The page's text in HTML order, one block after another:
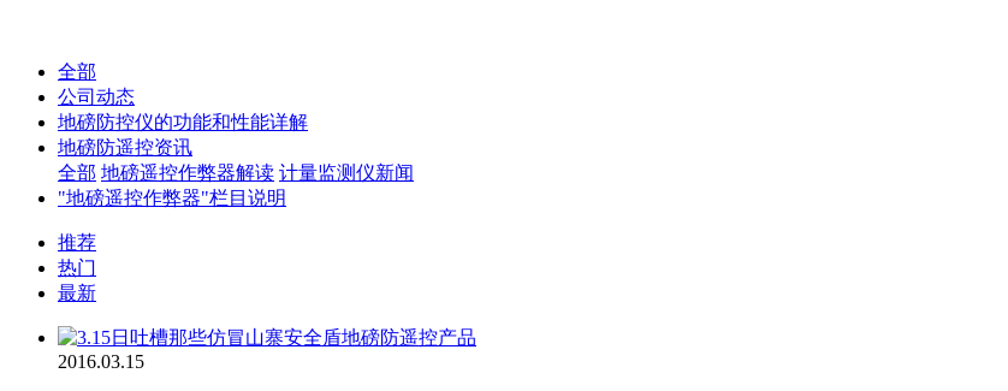
全部
公司动态
地磅防控仪的功能和性能详解
地磅防遥控资讯
全部 地磅遥控作弊器解读 计量监测仪新闻
"地磅遥控作弊器"栏目说明
推荐
热门
最新
2016.03.15